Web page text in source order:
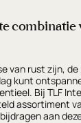
combinatie
van rust zijn,
kunt
Bij TLF
assortiment
aan